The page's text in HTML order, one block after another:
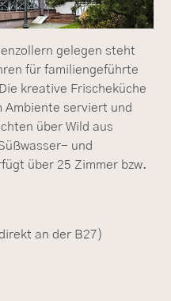
gelegen steht
für familiengeführte
kreative Frischeküche
serviert und
über Wild aus
und
über 25 Zimmer bzw.
an der B27)